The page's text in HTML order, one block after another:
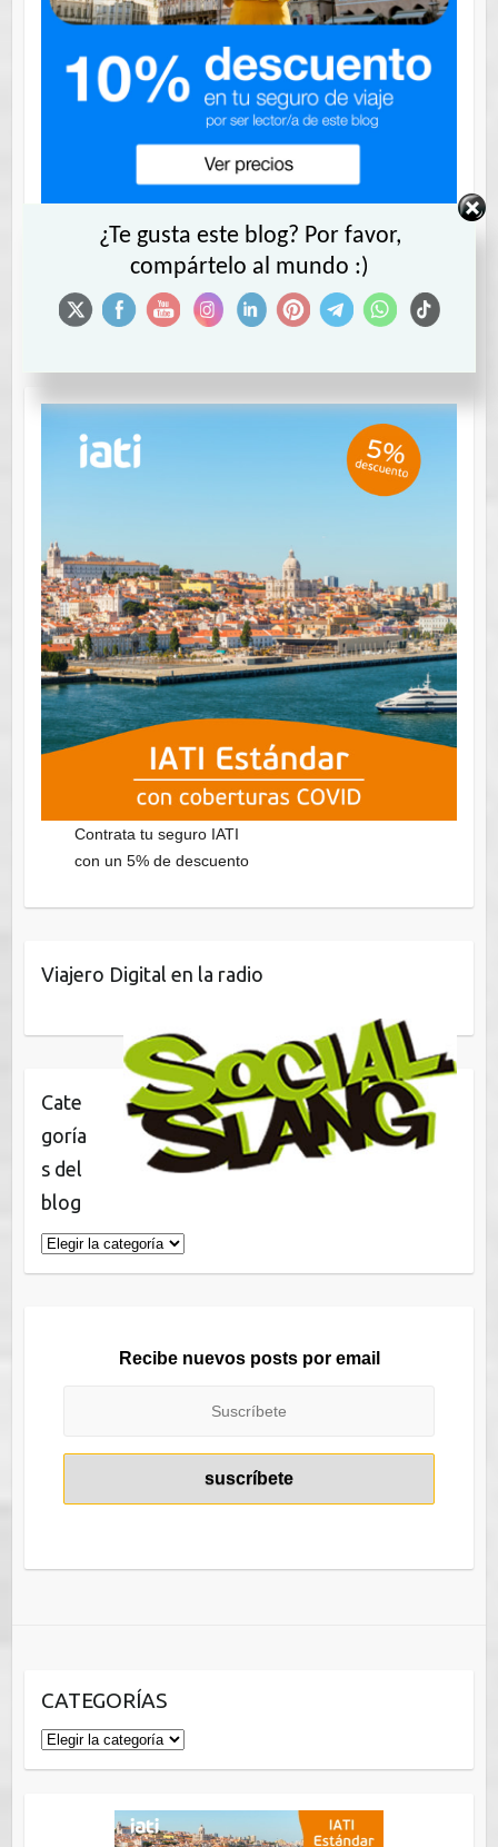
Contrata tu seguro INTERMUNDIAL
con 10% descuento.
Cupón Descuento: VIAJERODIGITAL
Contrata tu seguro IATI
con un 5% de descuento
Viajero Digital en la radio
Cate
goría
s del
blog
Categorías
Recibe nuevos posts por email
CATEGORÍAS
Categorías
¿Te gusta este blog? Por favor,
compártelo al mundo :)